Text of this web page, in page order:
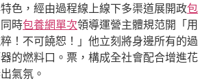
色，經由過程線上線下多渠道展開政包
時包養網單次領導運營主體規范開「用
！不可饒恕！」他立刻將身邊所有的過
的燃料口。票，構成全社會配合增進花
氣氛。